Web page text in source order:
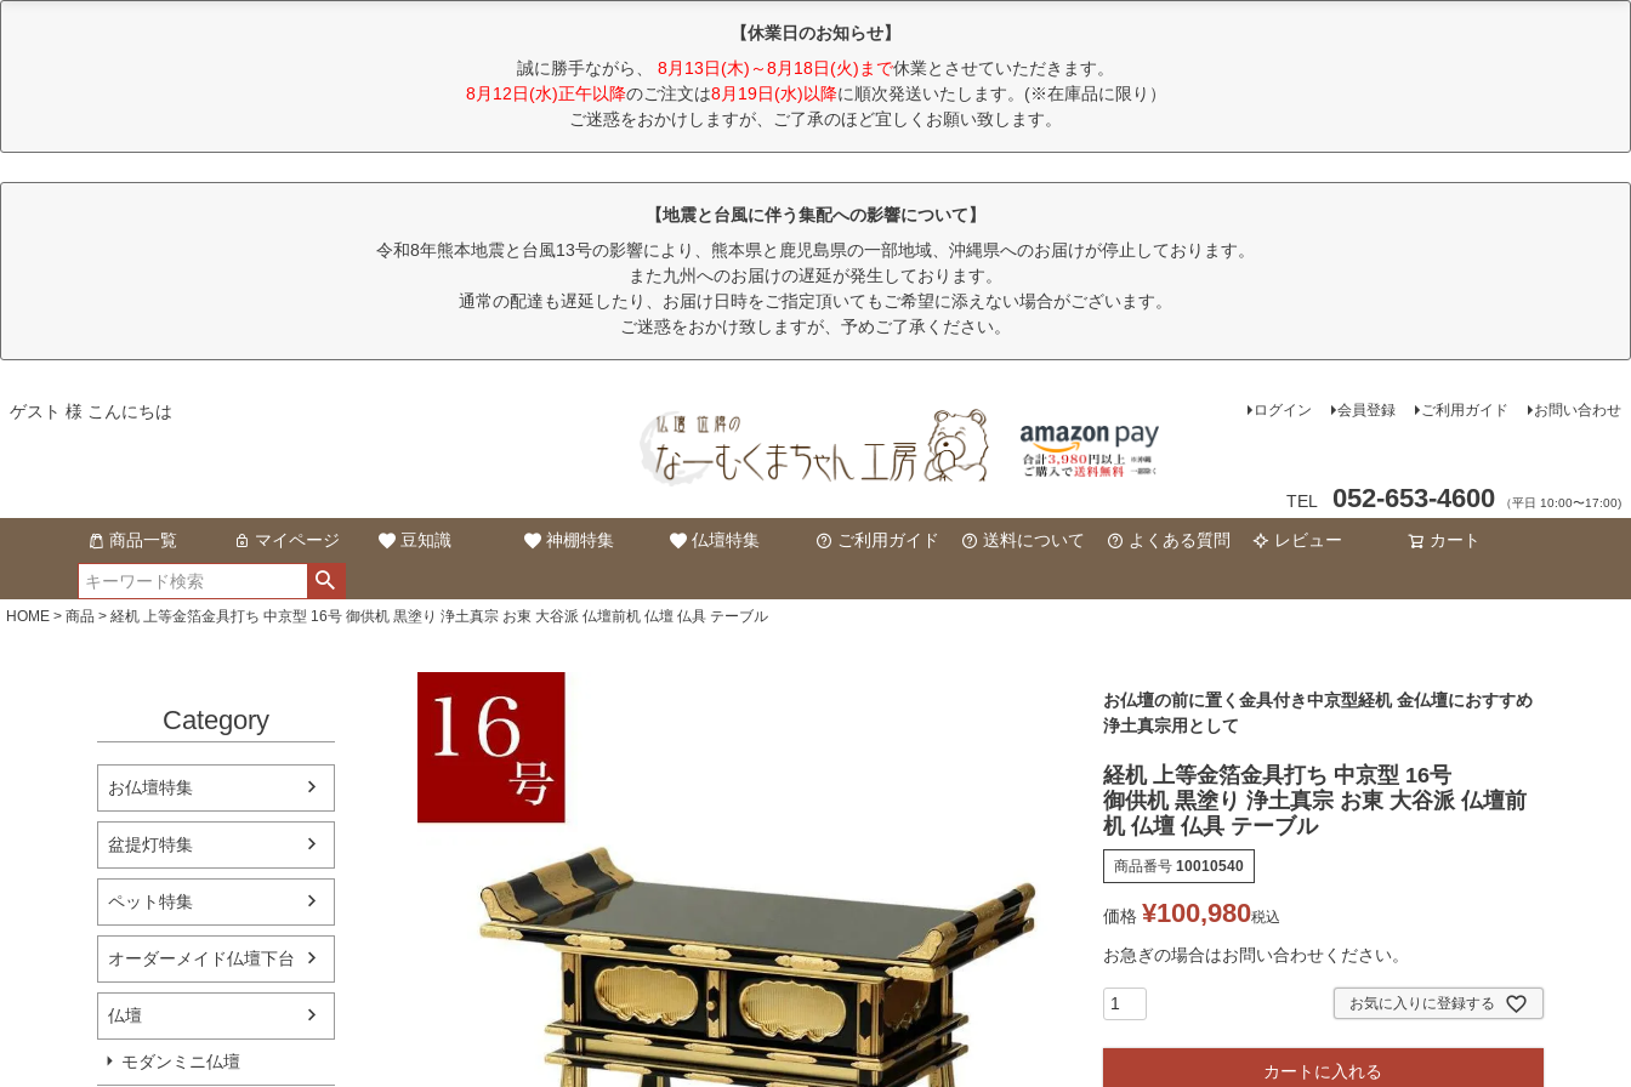
【休業日のお知らせ】
誠に勝手ながら、 8月13日(木)～8月18日(火)まで休業とさせていただきます。
8月12日(水)正午以降のご注文は8月19日(水)以降に順次発送いたします。(※在庫品に限り）
ご迷惑をおかけしますが、ご了承のほど宜しくお願い致します。
【地震と台風に伴う集配への影響について】
令和8年熊本地震と台風13号の影響により、熊本県と鹿児島県の一部地域、沖縄県へのお届けが停止しております。
また九州へのお届けの遅延が発生しております。
通常の配達も遅延したり、お届け日時をご指定頂いてもご希望に添えない場合がございます。
ご迷惑をおかけ致しますが、予めご了承ください。
ゲスト 様 こんにちは ログイン 会員登録 ご利用ガイド お問い合わせ
TEL 052-653-4600 （平日 10:00〜17:00)
商品一覧 マイページ 豆知識 神棚特集 仏壇特集 ご利用ガイド 送料について よくある質問 レビュー カート
HOME 商品 経机 上等金箔金具打ち 中京型 16号 御供机 黒塗り 浄土真宗 お東 大谷派 仏壇前机 仏壇 仏具 テーブル
Category
お仏壇特集
盆提灯特集
ペット特集
オーダーメイド仏壇下台
仏壇
モダンミニ仏壇
お仏壇の前に置く金具付き中京型経机 金仏壇におすすめ
浄土真宗用として
経机 上等金箔金具打ち 中京型 16号
御供机 黒塗り 浄土真宗 お東 大谷派 仏壇前
机 仏壇 仏具 テーブル
商品番号 10010540
価格 ¥100,980税込
お急ぎの場合はお問い合わせください。
お気に入りに登録する
カートに入れる